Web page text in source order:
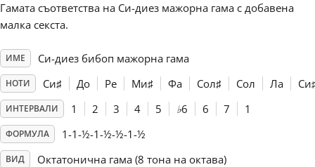
English
Español
Гамата съответства на Си-диез мажорна гама с добавена
малка секста.
ИМЕ Си-диез бибоп мажорна гама
НОТИ Си♯ До Ре Ми♯ Фа Сол♯ Сол Ла Си
ИНТЕРВАЛИ 1 2 3 4 5 ♭6 6 7 1
ФОРМУЛА 1-1-½-1-½-½-1-½
ВИД Октатонична гама (8 тона на октава)